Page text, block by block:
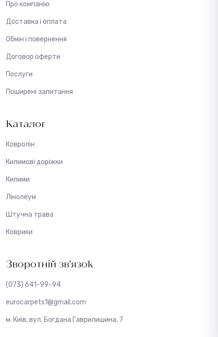
Про компанію
Доставка і оплата
Обмін і повернення
Договор оферти
Послуги
Поширені запитання
Каталог
Ковролін
Килимові доріжки
Килими
Лінолеум
Штучна трава
Коврики
Зворотній зв’язок
(073) 641-99-94
eurocarpets1@gmail.com
м. Київ, вул. Богдана Гаврилишина, 7